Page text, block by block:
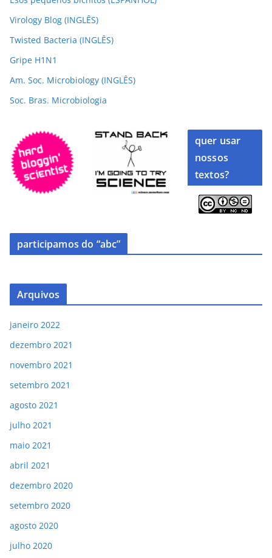
Virology Blog (INGLÊS)
Twisted Bacteria (INGLÊS)
Gripe H1N1
Am. Soc. Microbiology (INGLÊS)
Soc. Bras. Microbiologia
quer usar
nossos
textos?
participamos do “abc”
Arquivos
janeiro 2022
dezembro 2021
novembro 2021
setembro 2021
agosto 2021
julho 2021
maio 2021
abril 2021
dezembro 2020
setembro 2020
agosto 2020
julho 2020